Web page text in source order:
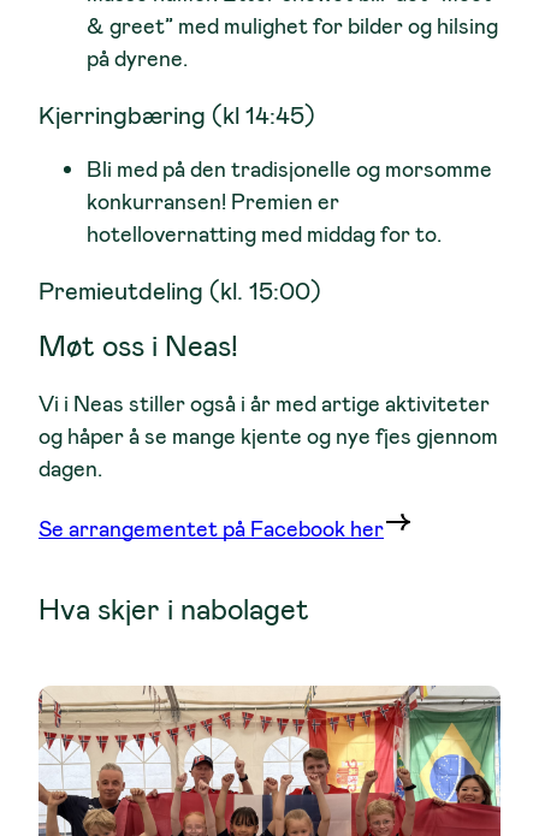
& greet” med mulighet for bilder og hilsing
på dyrene.
Kjerringbæring (kl 14:45)
Bli med på den tradisjonelle og morsomme
konkurransen! Premien er
hotellovernatting med middag for to.
Premieutdeling (kl. 15:00)
Møt oss i Neas!
Vi i Neas stiller også i år med artige aktiviteter
og håper å se mange kjente og nye fjes gjennom
dagen.
Se arrangementet på Facebook her
Hva skjer i nabolaget